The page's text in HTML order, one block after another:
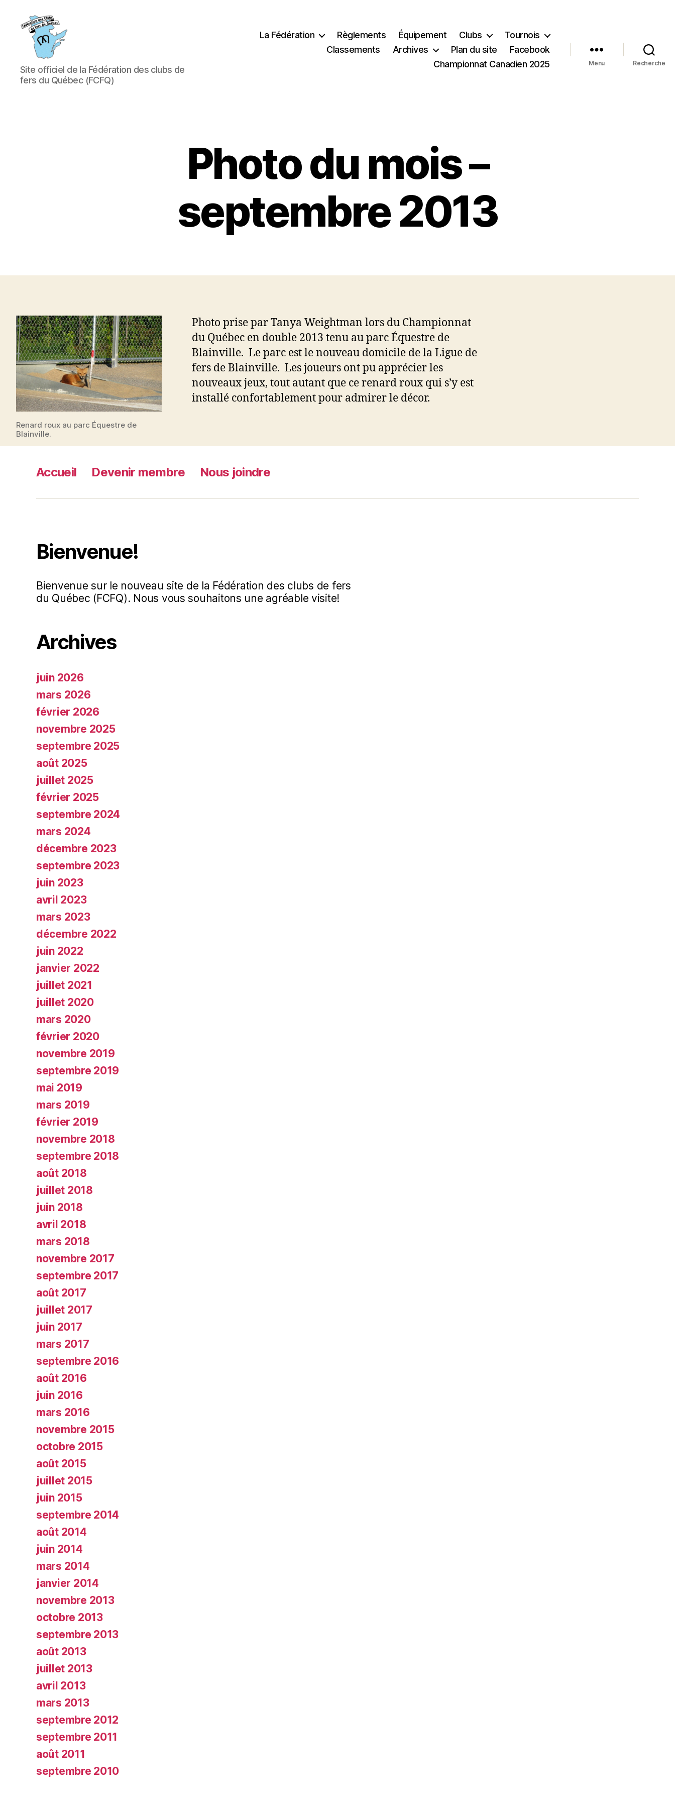
Fédération
des
clubs
Site officiel de la Fédération des clubs de
fers du Québec (FCFQ)
La Fédération Règlements Équipement Clubs
Tournois
Classements
Archives Plan du site
Facebook
Championnat Canadien 2025
Menu Recherche
Photo du mois –
septembre 2013
Renard roux au parc Équestre de
Blainville.
Photo prise par Tanya Weightman lors du Championnat
du Québec en double 2013 tenu au parc Équestre de
Blainville. Le parc est le nouveau domicile de la Ligue de
fers de Blainville. Les joueurs ont pu apprécier les
nouveaux jeux, tout autant que ce renard roux qui s’y est
installé confortablement pour admirer le décor.
Accueil Devenir membre Nous joindre
Bienvenue!
Bienvenue sur le nouveau site de la Fédération des clubs de fers
du Québec (FCFQ). Nous vous souhaitons une agréable visite!
Archives
juin 2026
mars 2026
février 2026
novembre 2025
septembre 2025
août 2025
juillet 2025
février 2025
septembre 2024
mars 2024
décembre 2023
septembre 2023
juin 2023
avril 2023
mars 2023
décembre 2022
juin 2022
janvier 2022
juillet 2021
juillet 2020
mars 2020
février 2020
novembre 2019
septembre 2019
mai 2019
mars 2019
février 2019
novembre 2018
septembre 2018
août 2018
juillet 2018
juin 2018
avril 2018
mars 2018
novembre 2017
septembre 2017
août 2017
juillet 2017
juin 2017
mars 2017
septembre 2016
août 2016
juin 2016
mars 2016
novembre 2015
octobre 2015
août 2015
juillet 2015
juin 2015
septembre 2014
août 2014
juin 2014
mars 2014
janvier 2014
novembre 2013
octobre 2013
septembre 2013
août 2013
juillet 2013
avril 2013
mars 2013
septembre 2012
septembre 2011
août 2011
septembre 2010